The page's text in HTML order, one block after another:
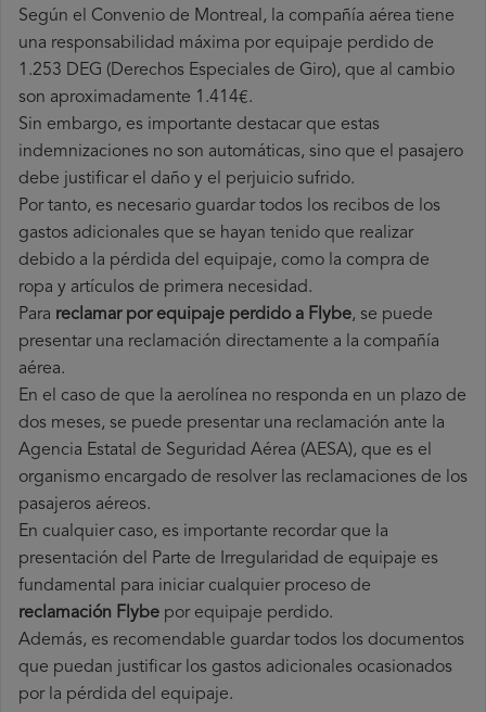
Según el Convenio de Montreal, la compañía aérea tiene
una responsabilidad máxima por equipaje perdido de
1.253 DEG (Derechos Especiales de Giro), que al cambio
son aproximadamente 1.414€.
Sin embargo, es importante destacar que estas
indemnizaciones no son automáticas, sino que el pasajero
debe justificar el daño y el perjuicio sufrido.
Por tanto, es necesario guardar todos los recibos de los
gastos adicionales que se hayan tenido que realizar
debido a la pérdida del equipaje, como la compra de
ropa y artículos de primera necesidad.
Para reclamar por equipaje perdido a Flybe, se puede
presentar una reclamación directamente a la compañía
aérea.
En el caso de que la aerolínea no responda en un plazo de
dos meses, se puede presentar una reclamación ante la
Agencia Estatal de Seguridad Aérea (AESA), que es el
organismo encargado de resolver las reclamaciones de los
pasajeros aéreos.
En cualquier caso, es importante recordar que la
presentación del Parte de Irregularidad de equipaje es
fundamental para iniciar cualquier proceso de
reclamación Flybe por equipaje perdido.
Además, es recomendable guardar todos los documentos
que puedan justificar los gastos adicionales ocasionados
por la pérdida del equipaje.